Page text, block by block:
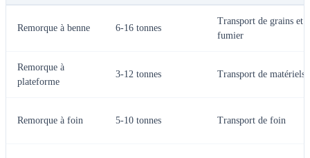
Remorque à benne 6-16 tonnes
Transport de grains et
fumier
Remorque à
plateforme
3-12 tonnes Transport de matériels
Remorque à foin 5-10 tonnes Transport de foin